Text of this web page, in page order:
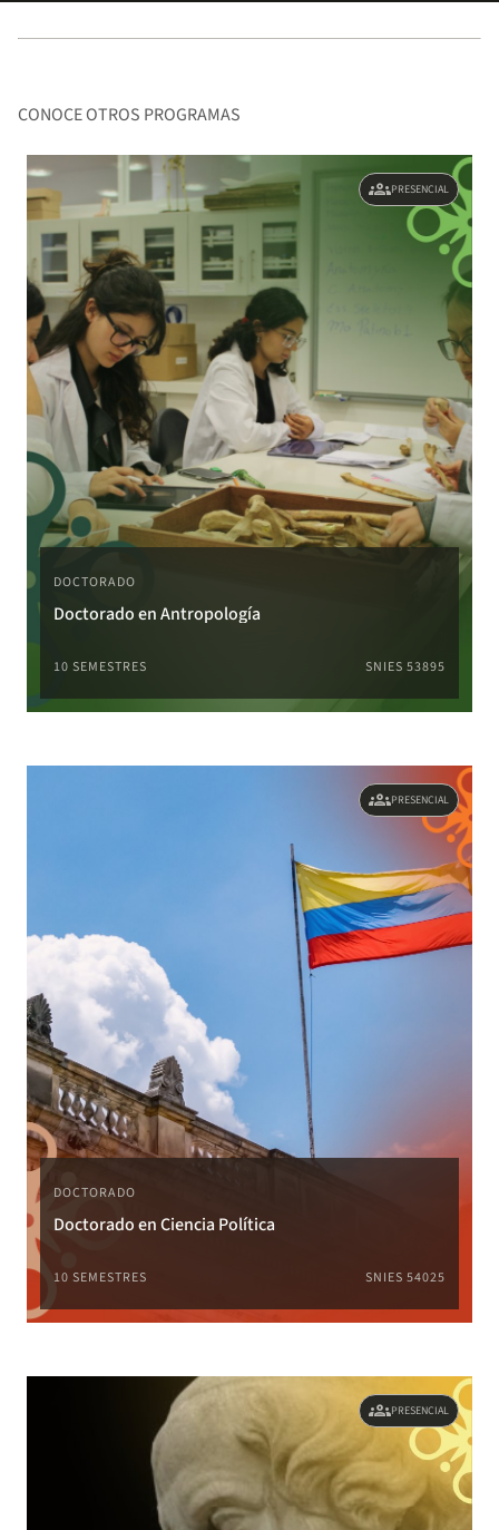
CONOCE OTROS PROGRAMAS
groupsPRESENCIAL
DOCTORADO
Doctorado en Antropología
10 SEMESTRES SNIES 53895
groupsPRESENCIAL
DOCTORADO
Doctorado en Ciencia Política
10 SEMESTRES SNIES 54025
groupsPRESENCIAL